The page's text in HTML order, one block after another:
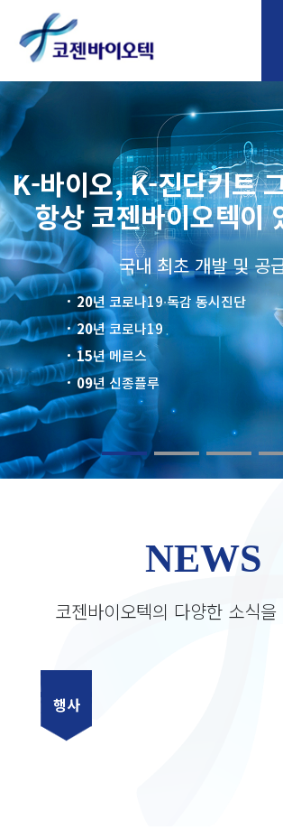
K-바이오, K-진단키트
항상 코젠바이오텍이
국내 최초 개발 및 공
20년 코로나19∙독감 동시진단
20년 코로나19
15년 메르스
09년 신종플루
NEWS
코젠바이오텍의 다양한 소식을
행사